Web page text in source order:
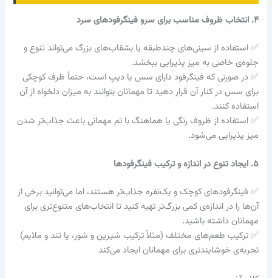
۴. انتخاب ظروف مناسب برای سرو فینگرفودهای سرد
✅ استفاده از سینی‌های چندطبقه یا بشقاب‌های بزرگ می‌تواند تنوع و
جلوه‌ی خاصی به میز پذیرایی ببخشد.
✅ در صورتی که فینگرفود دارای سس یا دیپ است، حتماً ظرف کوچکی
برای سس در کنار آن قرار دهید تا مهمانان بتوانند به میزان دلخواه از آن
استفاده کنند.
✅ استفاده از ظروف رنگی یا هماهنگ با تم مهمانی باعث جذاب‌تر شدن
میز پذیرایی می‌شود.
۵. ایجاد تنوع در اندازه و ترکیب فینگرفودها
✅ فینگرفودهای کوچک و یک‌نفره جذاب‌تر هستند، اما می‌توانید برخی از
آن‌ها را در اندازه‌ی کمی بزرگ‌تر تهیه کنید تا انتخاب‌های متنوع‌تری برای
مهمانان داشته باشید.
✅ ترکیب طعم‌های مختلف (مثلاً ترکیب شیرین و شور، یا تند و ملایم)
تجربه‌ی خوشایندتری برای مهمانان ایجاد می‌کند